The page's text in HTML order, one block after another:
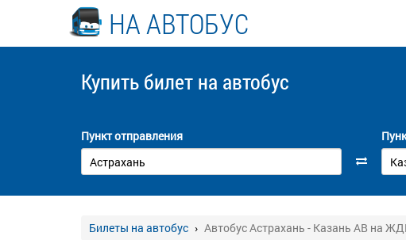
НА АВТОБУС
Купить билет на автобус
Пункт отправления
Билеты на автобус Автобус Астрахань - Казань АВ на